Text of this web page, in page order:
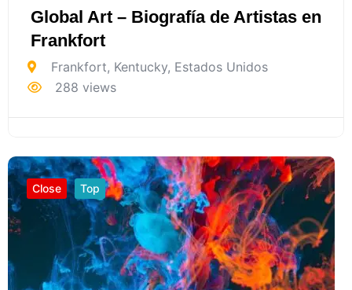
Global Art – Biografía de Artistas en
Frankfort
Frankfort, Kentucky, Estados Unidos
288 views
Close Top